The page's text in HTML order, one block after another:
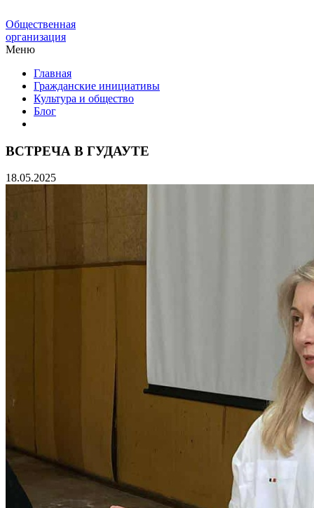
Общественная
организация
Меню
Главная
Гражданские инициативы
Культура и общество
Блог
ВСТРЕЧА В ГУДАУТЕ
18.05.2025